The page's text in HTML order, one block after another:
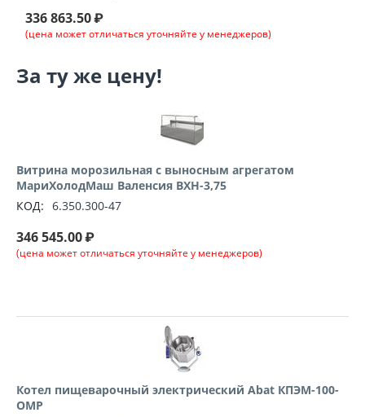
336 863.50₽
(цена может отличаться уточняйте у менеджеров)
За ту же цену!
Витрина морозильная с выносным агрегатом
МариХолодМаш Валенсия ВХН-3,75
КОД: 6.350.300-47
346 545.00₽
(цена может отличаться уточняйте у менеджеров)
Котел пищеварочный электрический Abat КПЭМ-100-
ОМР